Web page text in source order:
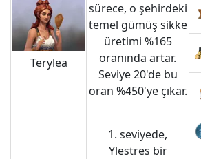
Terylea
sürece, o şehirdeki
temel gümüş sikke
üretimi %165
oranında artar.
Seviye 20'de bu
oran %450'ye çıkar.
1. seviyede,
Ylestres bir